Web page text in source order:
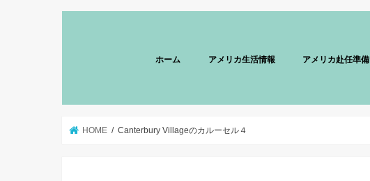
ホーム アメリカ生活情報 アメリカ赴任準備
HOME Canterbury Villageのカルーセル４